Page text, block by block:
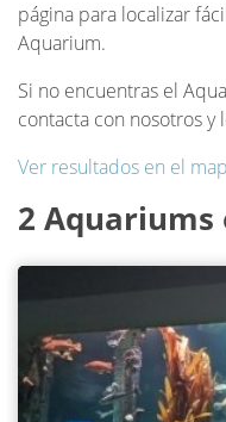
página para localizar
Aquarium.
Si no encuentras el
contacta con nosotros
Ver resultados en el
2 Aquariums